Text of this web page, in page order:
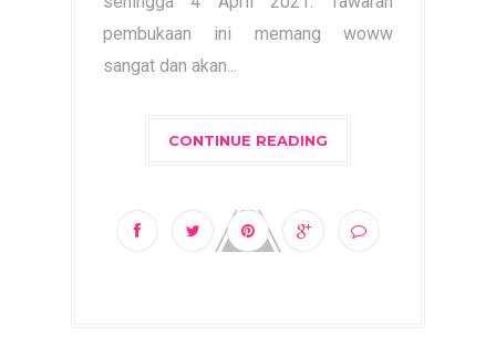
pembukaan ini memang woww
sangat dan akan...
CONTINUE READING